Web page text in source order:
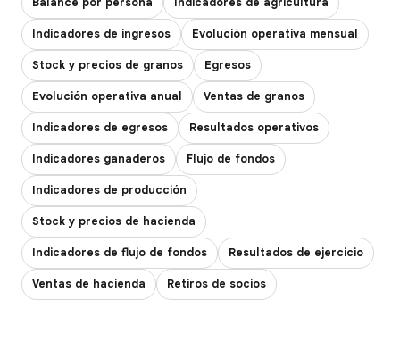
Indicadores de ingresos Evolución operativa mensual
Stock y precios de granos Egresos
Evolución operativa anual Ventas de granos
Indicadores de egresos Resultados operativos
Indicadores ganaderos Flujo de fondos
Indicadores de producción
Stock y precios de hacienda
Indicadores de flujo de fondos Resultados de ejercicio
Ventas de hacienda Retiros de socios